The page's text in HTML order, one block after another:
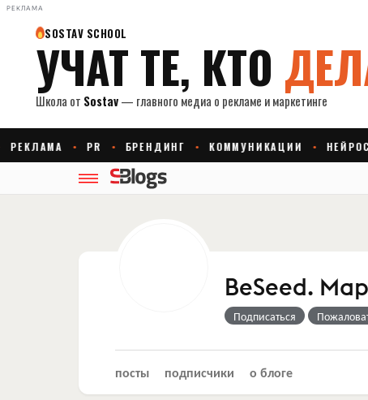
РЕКЛАМА
BeSeed.
Подписаться
посты подписчики о блоге